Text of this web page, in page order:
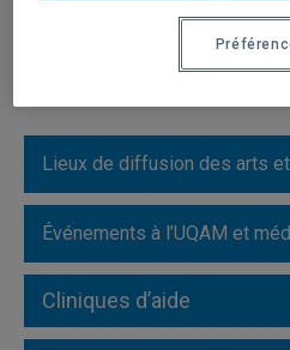
Lieux de diffusion des arts
Événements à l’UQAM et
Cliniques d’aide